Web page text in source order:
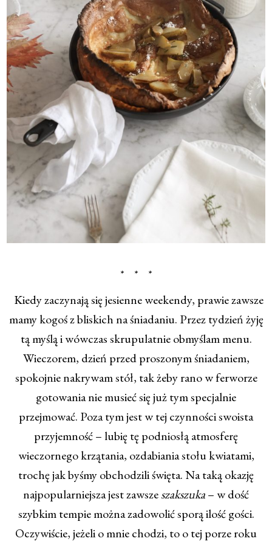
* * *
Kiedy zaczynają się jesienne weekendy, prawie zawsze
mamy kogoś z bliskich na śniadaniu. Przez tydzień żyję
tą myślą i wówczas skrupulatnie obmyślam menu.
Wieczorem, dzień przed proszonym śniadaniem,
spokojnie nakrywam stół, tak żeby rano w ferworze
gotowania nie musieć się już tym specjalnie
przejmować. Poza tym jest w tej czynności swoista
przyjemność – lubię tę podniosłą atmosferę
wieczornego krzątania, ozdabiania stołu kwiatami,
trochę jak byśmy obchodzili święta. Na taką okazję
najpopularniejsza jest zawszeszakszuka– w dość
szybkim tempie można zadowolić sporą ilość gości.
Oczywiście, jeżeli o mnie chodzi, to o tej porze roku